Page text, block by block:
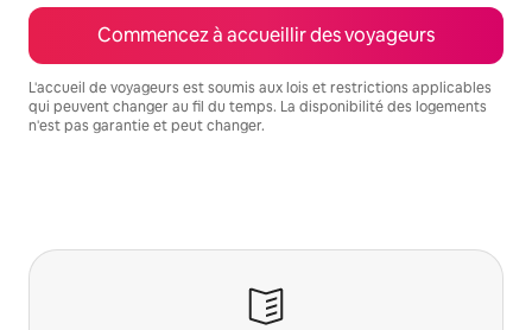
Commencez à accueillir des voyageurs
L'accueil de voyageurs est soumis aux lois et restrictions applicables
qui peuvent changer au fil du temps. La disponibilité des logements
n'est pas garantie et peut changer.